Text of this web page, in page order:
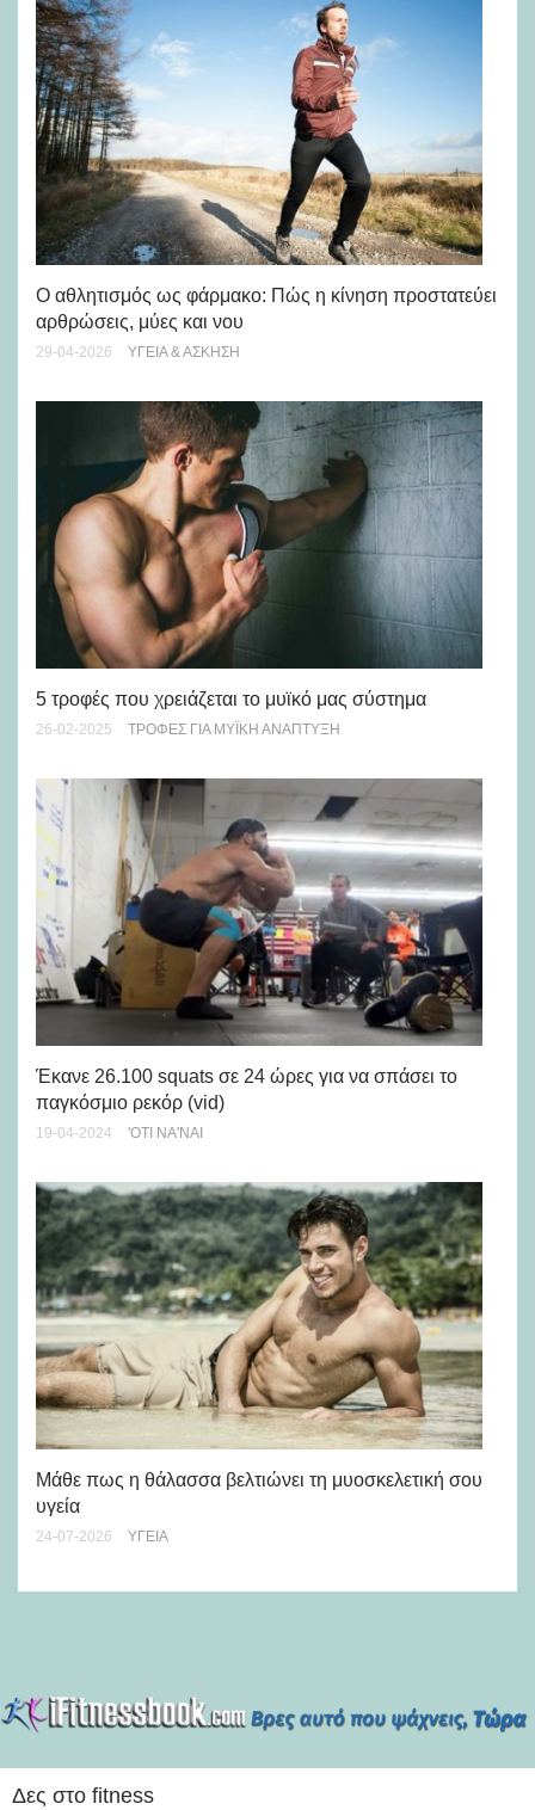
Ο αθλητισμός ως φάρμακο: Πώς η κίνηση προστατεύει
αρθρώσεις, μύες και νου
29-04-2026 ΥΓΕΊΑ & ΆΣΚΗΣΗ
5 τροφές που χρειάζεται το μυϊκό μας σύστημα
26-02-2025 ΤΡΟΦΈΣ ΓΙΑ ΜΥΪΚΉ ΑΝΆΠΤΥΞΗ
Έκανε 26.100 squats σε 24 ώρες για να σπάσει το
παγκόσμιο ρεκόρ (vid)
19-04-2024 'ΟΤΙ ΝΑ'ΝΑΙ
Μάθε πως η θάλασσα βελτιώνει τη μυοσκελετική σου
υγεία
24-07-2026 ΥΓΕΊΑ
Δες στο fitness